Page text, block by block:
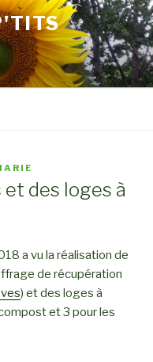
des loges à
a vu la réalisation de
de récupération
) et des loges à
et 3 pour les